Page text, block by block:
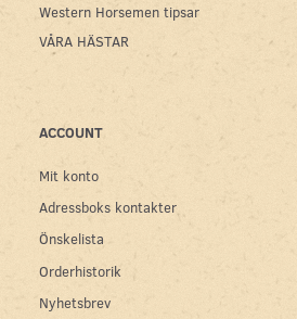
Western Horsemen tipsar
VÅRA HÄSTAR
ACCOUNT
Mit konto
Adressboks kontakter
Önskelista
Orderhistorik
Nyhetsbrev